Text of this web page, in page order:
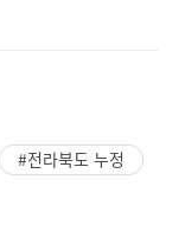
#전라북도 누정